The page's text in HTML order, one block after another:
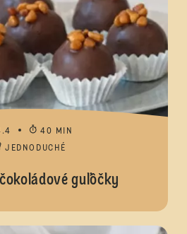
40 MIN
JEDNODUCHÉ
guľôčky